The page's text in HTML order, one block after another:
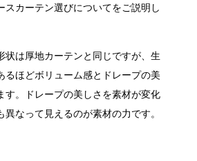
スカーテン選びについてをご説明し
状は厚地カーテンと同じですが、生
るほどボリューム感とドレープの美
す。ドレープの美しさを素材が変化
異なって見えるのが素材の力です。